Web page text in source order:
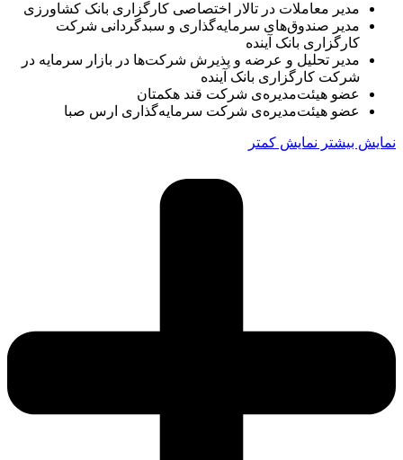
مدیر معاملات در تالار اختصاصی کارگزاری بانک کشاورزی
مدیر صندوق‌های سرمایه‌گذاری و سبدگردانی شرکت
کارگزاری بانک آینده
مدیر تحلیل و عرضه و پذیرش شرکت‌ها در بازار سرمایه در
شرکت کارگزاری بانک آینده
عضو هیئت‌مدیره‌ی شرکت قند هکمتان
عضو هیئت‌مدیره‌ی ‏شرکت سرمایه‌گذاری ارس صبا
نمایش بیشتر نمایش کمتر